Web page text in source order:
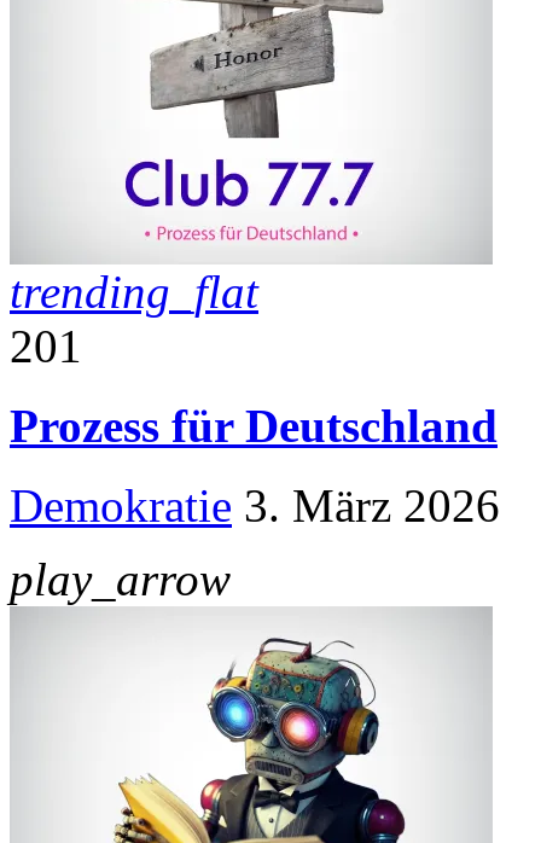
trending_flat
201
Prozess für Deutschland
Demokratie 3. März 2026
play_arrow